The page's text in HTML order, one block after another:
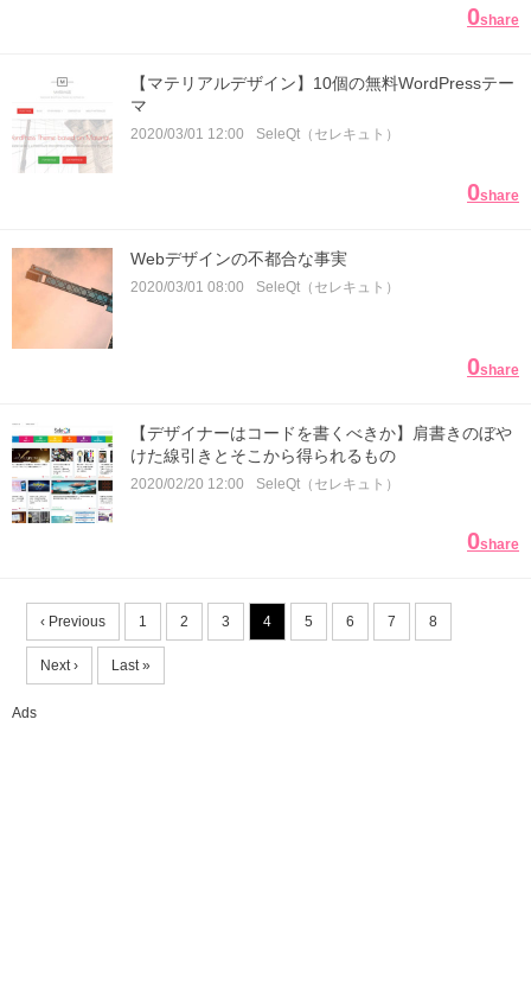
0share
【マテリアルデザイン】10個の無料WordPressテー
マ
2020/03/01 12:00 SeleQt（セレキュト）
0share
Webデザインの不都合な事実
2020/03/01 08:00 SeleQt（セレキュト）
0share
【デザイナーはコードを書くべきか】肩書きのぼや
けた線引きとそこから得られるもの
2020/02/20 12:00 SeleQt（セレキュト）
0share
‹ Previous 1 2 3 4 5 6 7 8
Next › Last »
Ads